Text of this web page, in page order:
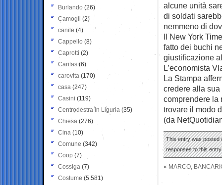
alcune unità
di soldati
nemmeno di
Il New York
fatto dei buchi
giustificazione
L’economista
La Stampa
credere alla
comprendere la
trovare il modo
(da
This entry was posted
responses to this
« MARCO,
Burlando (26)
Camogli (2)
canile (4)
Cappello (8)
Caprotti (2)
Caritas (6)
carovita (170)
casa (247)
Casini (119)
Centrodestra in Liguria (35)
Chiesa (276)
Cina (10)
Comune (342)
Coop (7)
Cossiga (7)
Costume (5.581)